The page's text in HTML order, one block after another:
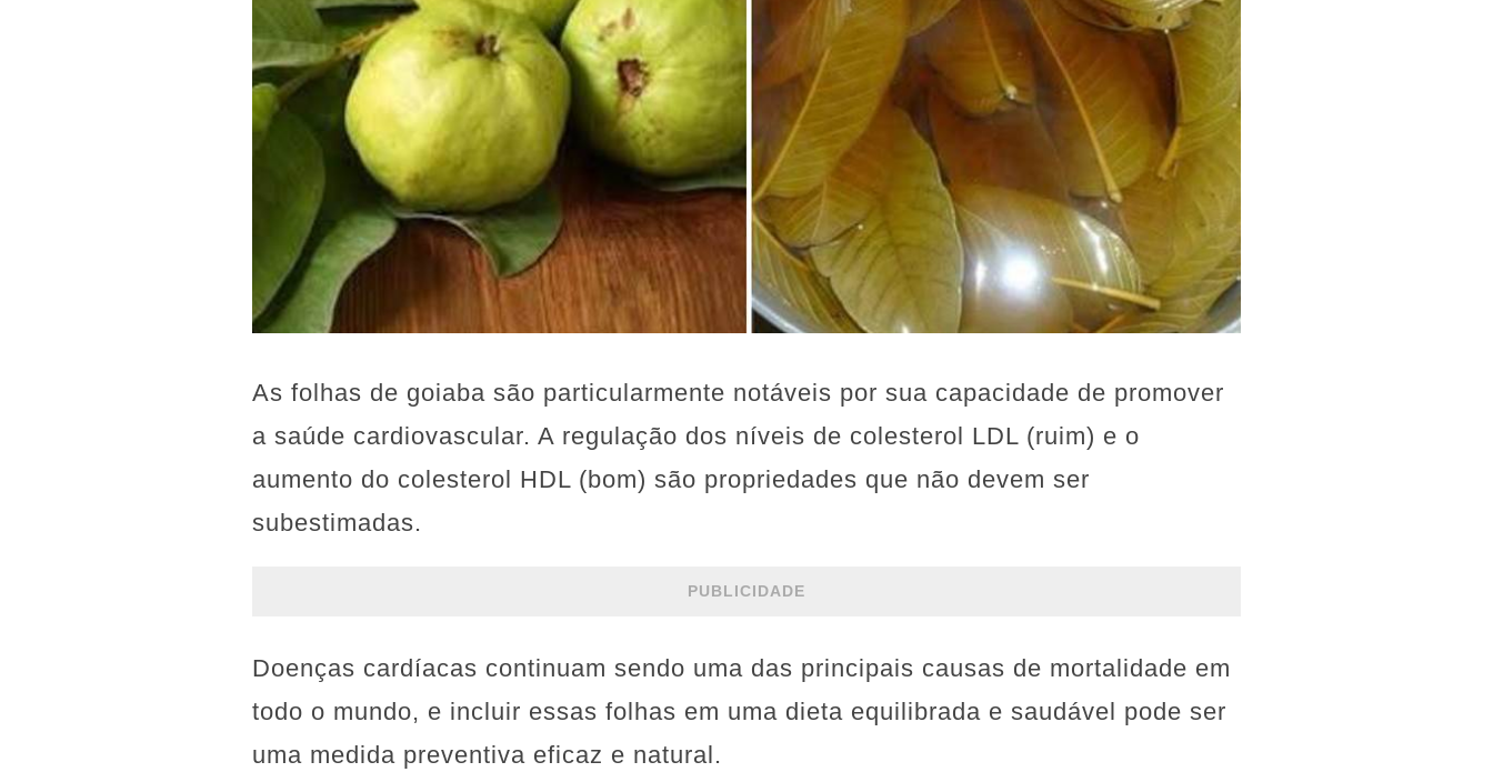
As folhas de goiaba são particularmente notáveis por sua capacidade de promover
a saúde cardiovascular. A regulação dos níveis de colesterol LDL (ruim) e o
aumento do colesterol HDL (bom) são propriedades que não devem ser
subestimadas.
PUBLICIDADE
Doenças cardíacas continuam sendo uma das principais causas de mortalidade em
todo o mundo, e incluir essas folhas em uma dieta equilibrada e saudável pode ser
uma medida preventiva eficaz e natural.